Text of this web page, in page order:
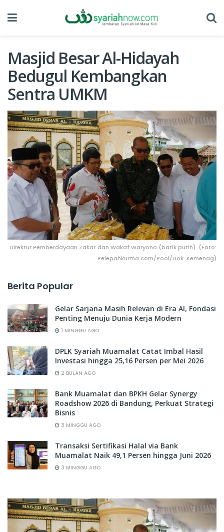
Masjid Besar Al-Hidayah
Bedugul Kembangkan
Sentra UMKM
Direktur Pemberdayaan Zakat dan Wakaf Waryono (batik putih). (Foto:
Pelepahkurma.com/Pool/Dok. Kemenag)
Berita Popular
Gelar Sarjana Masih Relevan di Era AI, Fondasi
Penting Menuju Dunia Kerja Modern
1 MINGGU AGO
DPLK Syariah Muamalat Catat Imbal Hasil
Investasi hingga 25,16 Persen per Mei 2026
2 BULAN AGO
Bank Muamalat dan BPKH Gelar Synergy
Roadshow 2026 di Bandung, Perkuat Strategi
Bisnis
3 MINGGU AGO
Transaksi Sertifikasi Halal via Bank
Muamalat Naik 49,1 Persen hingga Juni 2026
3 MINGGU AGO